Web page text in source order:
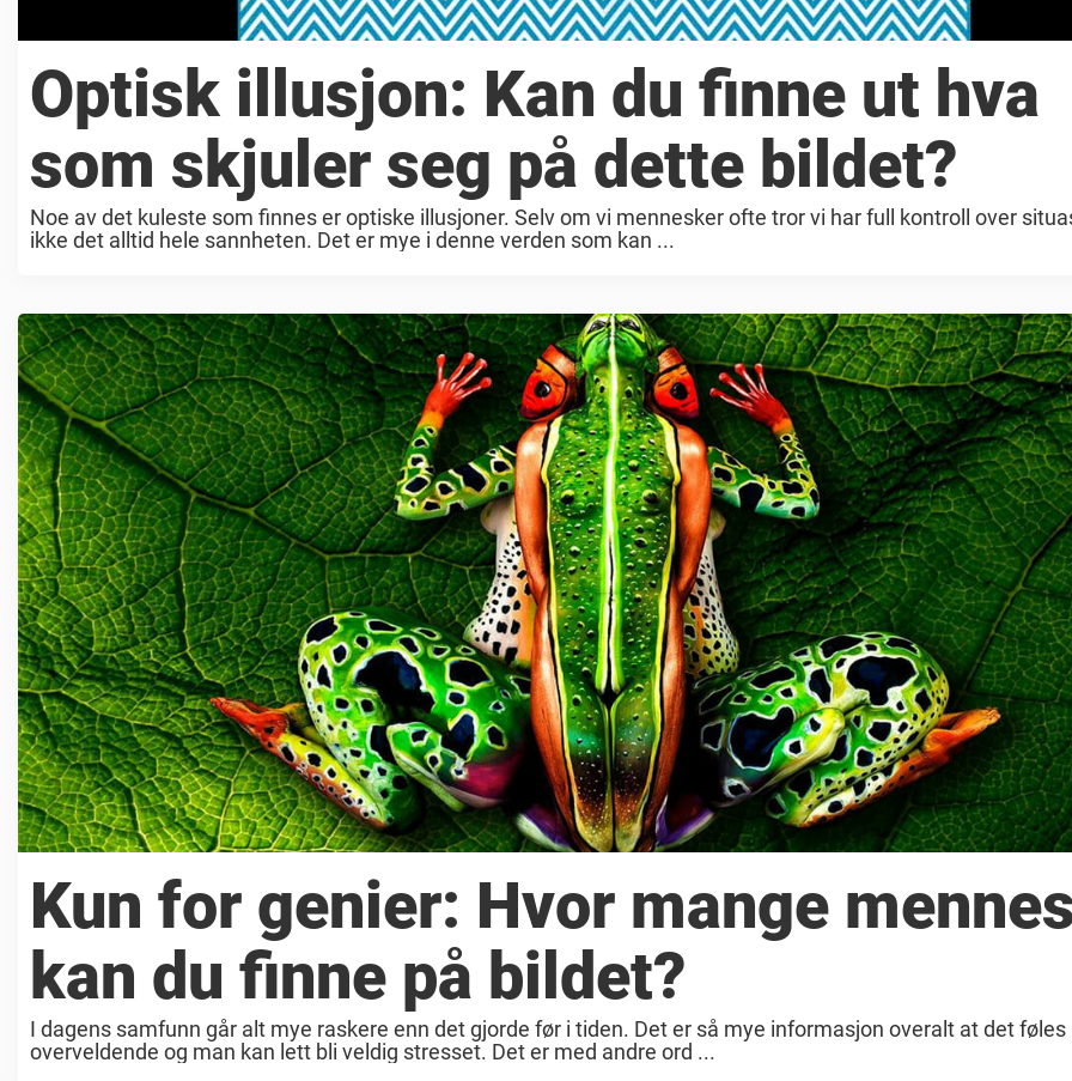
Optisk illusjon: Kan du finne ut hva
som skjuler seg på dette bildet?
Noe av det kuleste som finnes er optiske illusjoner. Selv om vi mennesker ofte tror vi har full kontroll over
ikke det alltid hele sannheten. Det er mye i denne verden som kan ...
Kun for genier: Hvor mange
kan du finne på bildet?
I dagens samfunn går alt mye raskere enn det gjorde før i tiden. Det er så mye informasjon overalt at det føles
overveldende og man kan lett bli veldig stresset. Det er med andre ord ...